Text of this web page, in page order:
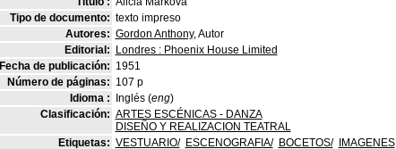
Tipo de documento: texto impreso
Autores: Gordon Anthony, Autor
Editorial:
Londres : Phoenix House Limited
Fecha de publicación: 1951
Número de páginas: 107 p
Idioma :
Inglés (eng)
Clasificación: ARTES ESCÉNICAS - DANZA
DISEÑO Y REALIZACION TEATRAL
Etiquetas: VESTUARIO/ ESCENOGRAFIA/ BOCETOS/ IMAGENES